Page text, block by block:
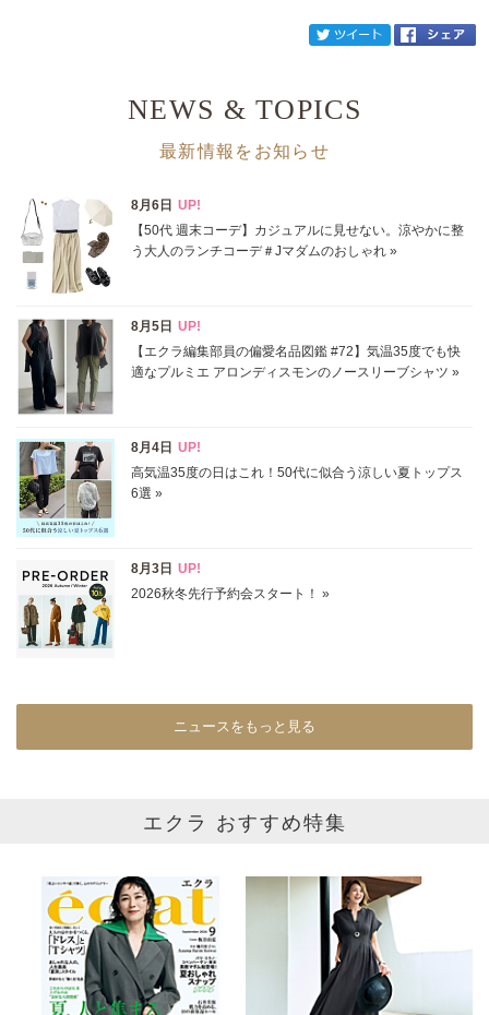
サイズ
掲載雑誌
価格
円～ 円
表示オプション
すべて
SALE商品
再入荷
カラー
イエロー レッド ピンク
パープル グリーン ブルー
ゴールド シルバー マルチ
NEWS & TOPICS
最新情報をお知らせ
ニュースをもっと見る
エクラ おすすめ特集